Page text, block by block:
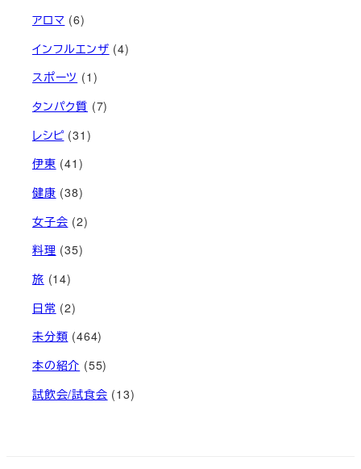
アロマ (6)
インフルエンザ (4)
スポーツ (1)
タンパク質 (7)
レシピ(31)
伊東 (41)
健康 (38)
女子会 (2)
料理 (35)
旅 (14)
日常 (2)
未分類 (464)
本の紹介 (55)
試飲会/試食会 (13)